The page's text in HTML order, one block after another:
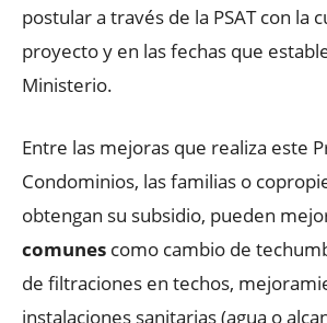
postular a través de la PSAT con la
proyecto y en las fechas que
Ministerio.
Entre las mejoras que realiza este
Condominios, las familias o
obtengan su subsidio, pueden
comunes como cambio de
de filtraciones en techos,
instalaciones sanitarias (agua o